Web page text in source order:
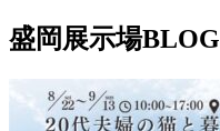
盛岡展示場BLOG